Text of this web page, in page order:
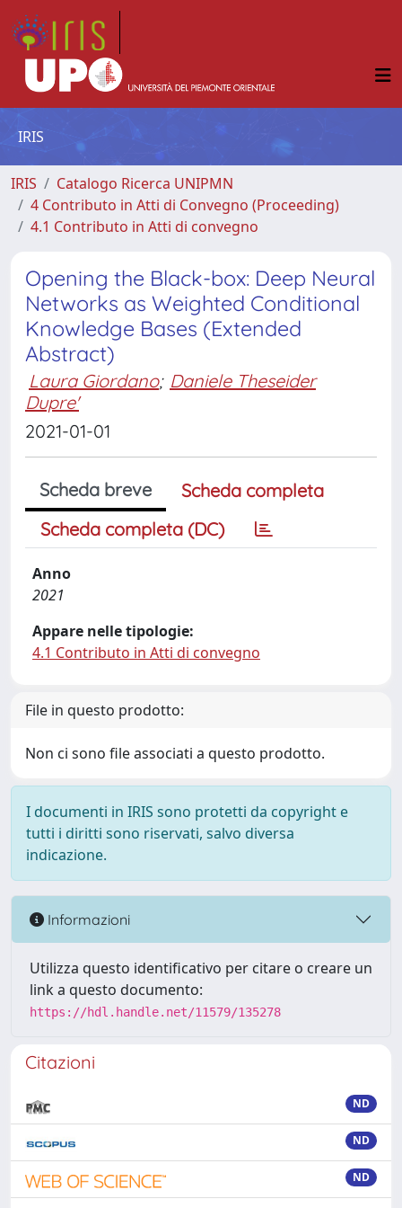
IRIS
IRIS
Catalogo Ricerca UNIPMN
4 Contributo in Atti di Convegno (Proceeding)
4.1 Contributo in Atti di convegno
Opening the Black-box: Deep Neural
Networks as Weighted Conditional
Knowledge Bases (Extended
Abstract)
Laura Giordano; Daniele Theseider
Dupre'
2021-01-01
Scheda breve
Scheda completa
Scheda completa (DC)
Anno
2021
Appare nelle tipologie:
4.1 Contributo in Atti di convegno
File in questo prodotto:
Non ci sono file associati a questo prodotto.
I documenti in IRIS sono protetti da copyright e
tutti i diritti sono riservati, salvo diversa
indicazione.
Informazioni
Utilizza questo identificativo per citare o creare un
link a questo documento:
https://hdl.handle.net/11579/135278
Citazioni
ND
ND
ND